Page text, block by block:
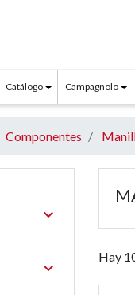
Catálogo Campagnolo
Componentes


Hay